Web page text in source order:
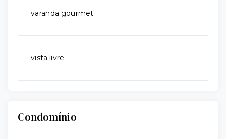
varanda gourmet
vista livre
Condomínio